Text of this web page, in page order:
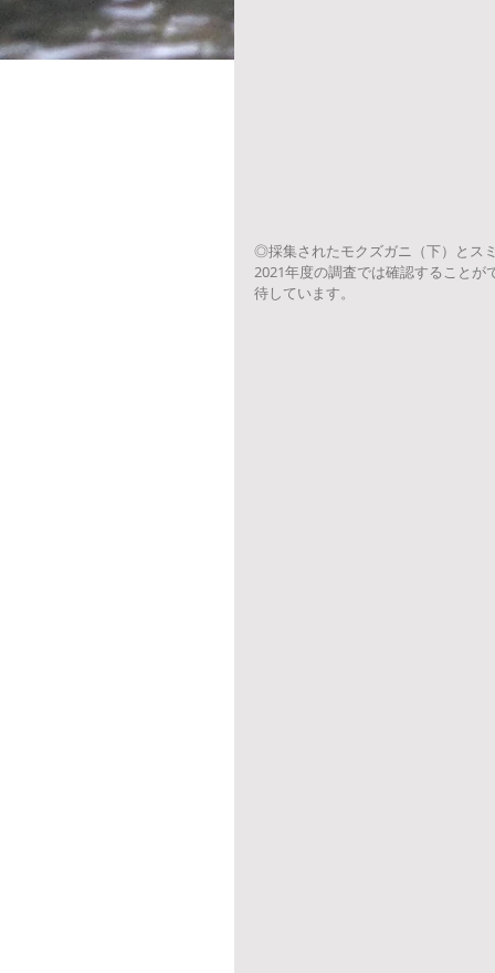
◎採集されたモクズガニ（下）とス
2021年度の調査では確認すること
待しています。